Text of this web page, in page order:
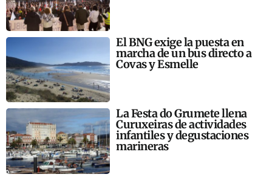
El BNG exige la puesta en
marcha de un bus directo a
Covas y Esmelle
La Festa do Grumete llena
Curuxeiras de actividades
infantiles y degustaciones
marineras